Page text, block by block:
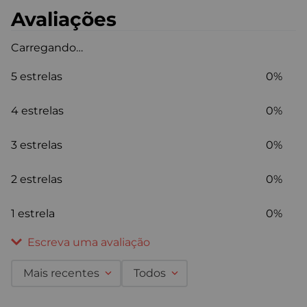
Avaliações
Carregando…
5 estrelas 0%
4 estrelas 0%
3 estrelas 0%
2 estrelas 0%
1 estrela 0%
Escreva uma avaliação
Mais recentes Todos